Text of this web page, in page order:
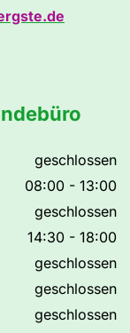
geschlossen
08:00 - 13:00
geschlossen
14:30 - 18:00
geschlossen
geschlossen
geschlossen